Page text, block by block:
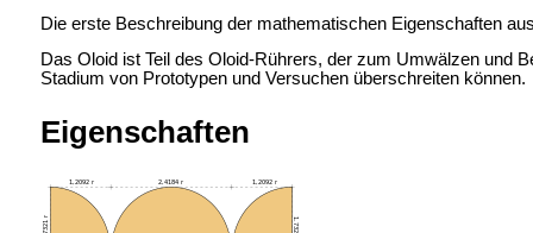
Die erste Beschreibung der mathematischen Eigenschaften
Das Oloid ist Teil des Oloid-Rührers, der zum Umwälzen und
Stadium von Prototypen und Versuchen überschreiten können.
Eigenschaften